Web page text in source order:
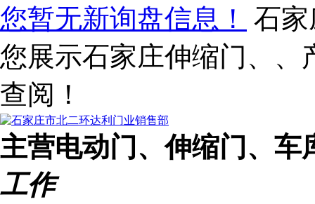
您暂无新询盘信息！
石
您展示石家庄伸缩门、、
查阅！
主营电动门、伸缩门、车
工作